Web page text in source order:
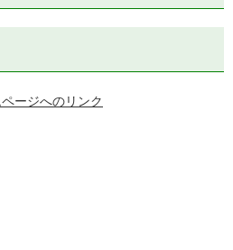
ージへのリンク